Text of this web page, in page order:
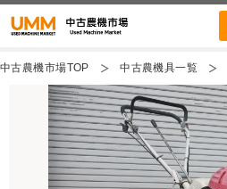
中古農機市場TOP 中古農機具一覧